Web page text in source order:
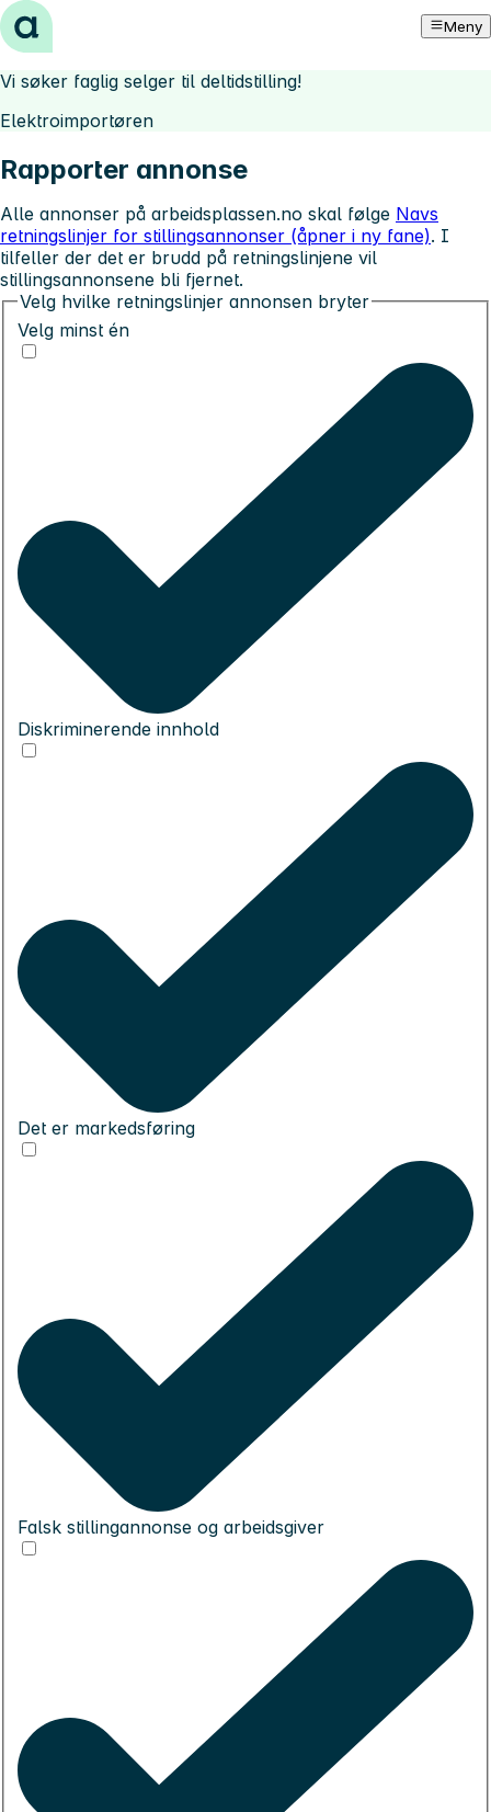
Hopp til innhold Meny
Vi søker faglig selger til deltidstilling!
Elektroimportøren
Rapporter annonse
Alle annonser på arbeidsplassen.no skal følge Navs
retningslinjer for stillingsannonser (åpner i ny fane). I
tilfeller der det er brudd på retningslinjene vil
stillingsannonsene bli fjernet.
Velg hvilke retningslinjer annonsen bryter
Velg minst én
Diskriminerende innhold
Det er markedsføring
Falsk stillingannonse og arbeidsgiver